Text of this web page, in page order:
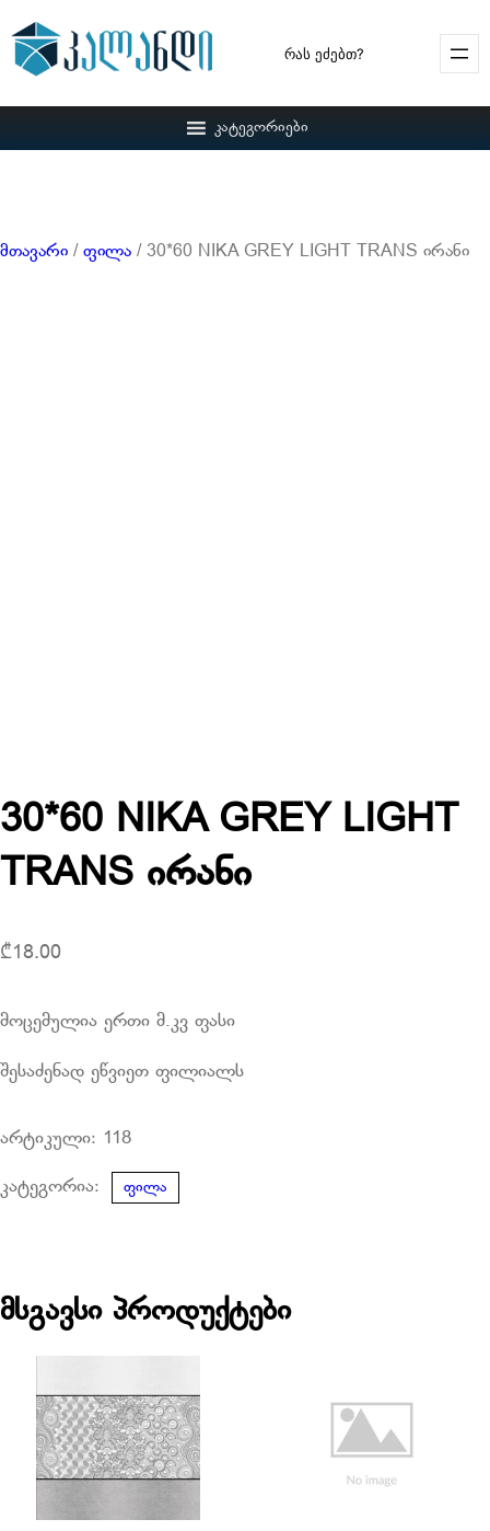
Search
კატეგორიები
მთავარი / ფილა / 30*60 NIKA GREY LIGHT TRANS ირანი
30*60 NIKA GREY LIGHT
TRANS ირანი
₾18.00
მოცემულია ერთი მ.კვ ფასი
შესაძენად ეწვიეთ ფილიალს
არტიკული: 118
კატეგორია: ფილა
მსგავსი პროდუქტები